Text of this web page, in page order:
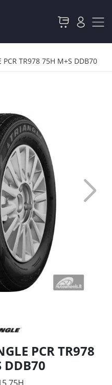
PCR TR978 75H M+S DDB70
PCR TR978
DDB70